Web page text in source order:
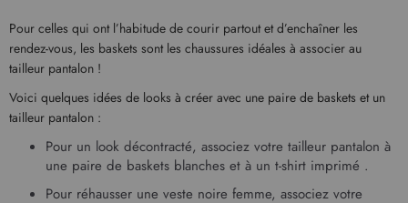
Pour celles qui ont l’habitude de courir partout et d’enchaîner les
rendez-vous, les baskets sont les chaussures idéales à associer au
tailleur pantalon !
Voici quelques idées de looks à créer avec une paire de baskets et un
tailleur pantalon :
Pour un look décontracté, associez votre tailleur pantalon à
une paire de baskets blanches et à un t-shirt imprimé .
Pour réhausser une veste noire femme, associez votre